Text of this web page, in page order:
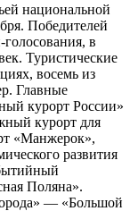
национальной
Победителей
в
Туристические
восемь из
Главные
курорт России»
курорт для
«Манжерок»,
развития
Поляна».
— «Большой